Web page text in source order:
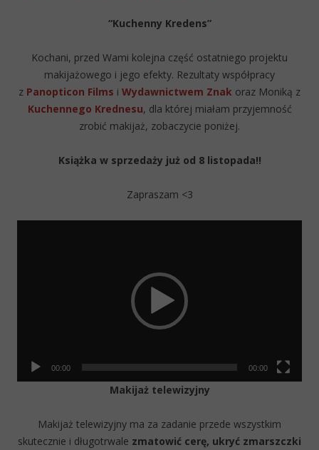
“Kuchenny Kredens”
Kochani, przed Wami kolejna część ostatniego projektu
makijażowego i jego efekty. Rezultaty współpracy
z Panopticon Films i Wydawnictwem Znak oraz Moniką z
Kuchennego Krednesu, dla której miałam przyjemność
zrobić makijaż, zobaczycie poniżej.
Książka w sprzedaży już od 8 listopada!!
Zapraszam <3
00:00 00:00
Makijaż telewizyjny
Makijaż telewizyjny ma za zadanie przede wszystkim
skutecznie i długotrwale zmatowić cerę, ukryć zmarszczki